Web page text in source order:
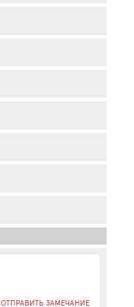
ОТПРАВИТЬ ЗАМЕЧАНИЕ